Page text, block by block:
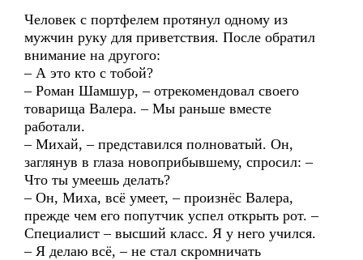
Человек с портфелем протянул одному из
мужчин руку для приветствия. После обратил
внимание на другого:
– А это кто с тобой?
– Роман Шамшур, – отрекомендовал своего
товарища Валера. – Мы раньше вместе
работали.
– Михай, – представился полноватый. Он,
заглянув в глаза новоприбывшему, спросил: –
Что ты умеешь делать?
– Он, Миха, всё умеет, – произнёс Валера,
прежде чем его попутчик успел открыть рот. –
Специалист – высший класс. Я у него учился.
– Я делаю всё, – не стал скромничать